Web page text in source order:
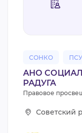
СОНКО ПСУ
АНО
РАДУГА
Правовое
Советский